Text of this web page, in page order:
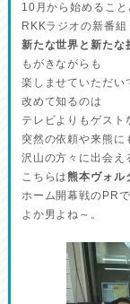
10月から始めること
RKKラジオの新番組
新たな世界と新たな
もがきながらも
楽しませていただい
改めて知るのは
テレビよりもゲスト
突然の依頼や来熊に
沢山の方々に出会え
こちらは熊本ヴォル
ホーム開幕戦のPR
よか男よね～。